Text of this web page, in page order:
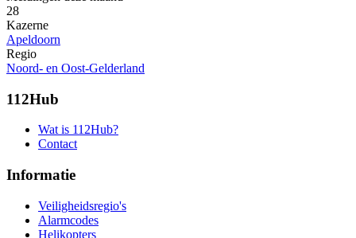
28
Kazerne
Apeldoorn
Regio
Noord- en Oost-Gelderland
112Hub
Wat is 112Hub?
Contact
Informatie
Veiligheidsregio's
Alarmcodes
Helikopters